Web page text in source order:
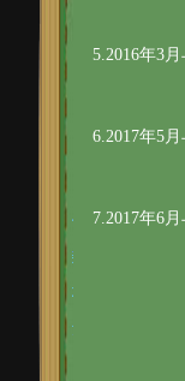
5.2016年3
6.2017年5
7.2017年6